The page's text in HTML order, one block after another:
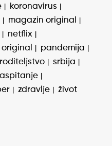
koronavirus
magazin original
netflix
original
pandemija
roditeljstvo
srbija
zdravlje život